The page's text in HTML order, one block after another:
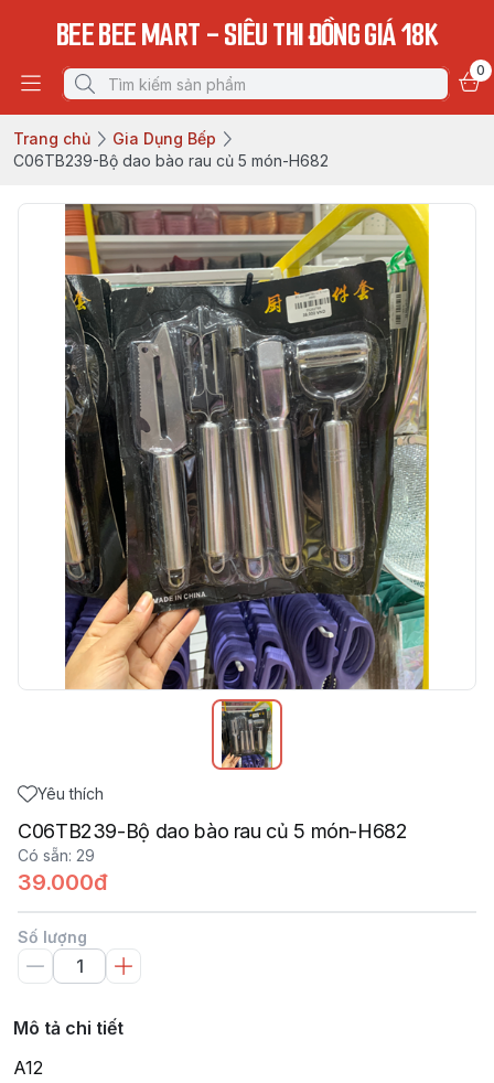
BEE BEE MART - SIÊU THI ĐỒNG GIÁ 18K
0
Trang chủ
Gia Dụng Bếp
C06TB239-Bộ dao bào rau củ 5 món-H682
Yêu thích
C06TB239-Bộ dao bào rau củ 5 món-H682
Có sẵn: 29
39.000đ
Số lượng
Mô tả chi tiết
A12